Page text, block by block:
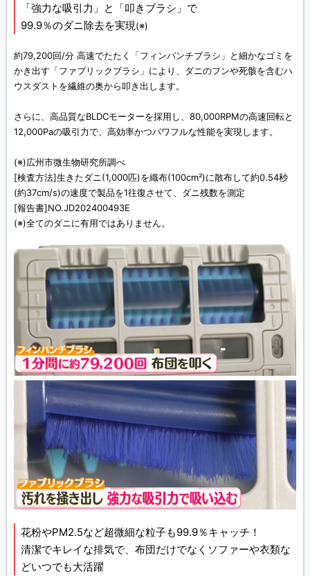
「強力な吸引力」と「叩きブラシ」で
99.9％のダニ除去を実現(※)
約79,200回/分 高速でたたく「フィンパンチブラシ」と細かなゴミを
かき出す「ファブリックブラシ」により、ダニのフンや死骸を含むハ
ウスダストを繊維の奥から叩き出します。
さらに、高品質なBLDCモーターを採用し、80,000RPMの高速回転と
12,000Paの吸引力で、高効率かつパワフルな性能を実現します。
(※)広州市微生物研究所調べ
[検査方法]生きたダニ(1,000匹)を織布(100cm²)に散布して約0.54秒
(約37cm/s)の速度で製品を1往復させて、ダニ残数を測定
[報告書]NO.JD202400493E
(※)全てのダニに有用ではありません。
花粉やPM2.5など超微細な粒子も99.9％キャッチ！
清潔でキレイな排気で、布団だけでなくソファーや衣類な
どいつでも大活躍